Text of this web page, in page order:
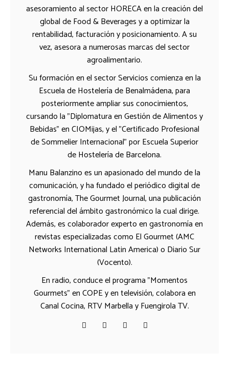
asesoramiento al sector HORECA en la creación del
global de Food & Beverages y a optimizar la
rentabilidad, facturación y posicionamiento. A su
vez, asesora a numerosas marcas del sector
agroalimentario.
Su formación en el sector Servicios comienza en la
Escuela de Hostelería de Benalmádena, para
posteriormente ampliar sus conocimientos,
cursando la "Diplomatura en Gestión de Alimentos y
Bebidas" en CIOMijas, y el "Certificado Profesional
de Sommelier Internacional" por Escuela Superior
de Hostelería de Barcelona.
Manu Balanzino es un apasionado del mundo de la
comunicación, y ha fundado el periódico digital de
gastronomía, The Gourmet Journal, una publicación
referencial del ámbito gastronómico la cual dirige.
Además, es colaborador experto en gastronomía en
revistas especializadas como El Gourmet (AMC
Networks International Latin America) o Diario Sur
(Vocento).
En radio, conduce el programa "Momentos
Gourmets" en COPE y en televisión, colabora en
Canal Cocina, RTV Marbella y Fuengirola TV.